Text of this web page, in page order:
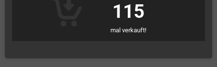
115
mal verkauft!